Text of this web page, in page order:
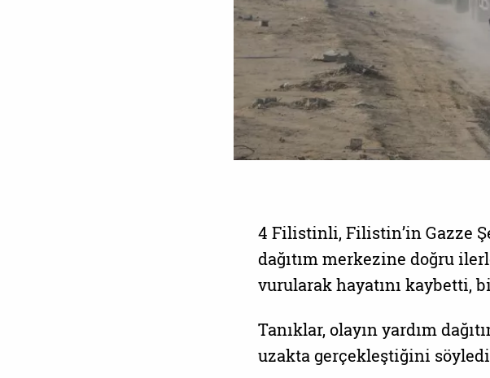
4 Filistinli, Filistin’in Gazze
dağıtım merkezine doğru
vurularak hayatını kaybetti,
Tanıklar, olayın yardım
uzakta gerçekleştiğini